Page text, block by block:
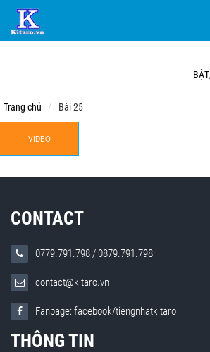
Trang chủ Bài 25
VIDEO
CONTACT
0779.791.798/0879.791.798
contact@kitaro.vn
Fanpage: facebook/tiengnhatkitaro
THÔNG TIN